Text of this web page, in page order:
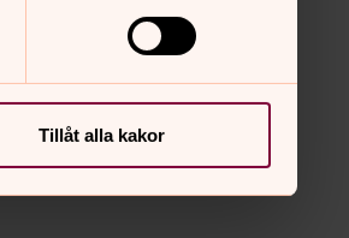
Tillåt alla kakor